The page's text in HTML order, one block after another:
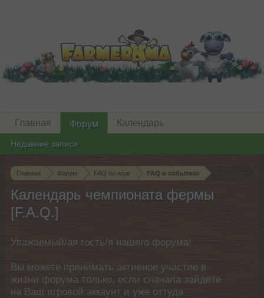
Главная Форум FAQ по игре FAQ о событиях
Календарь чемпионата фермы
[F.A.Q.]
Уважаемый/ая гость/я нашего форума!
Вы можете принимать активное участие в
жизни форума только, если сначала зайдёте
на Ваш игровой аккаунт и уже оттуда
Главная Форум
Недавние записи
Календарь